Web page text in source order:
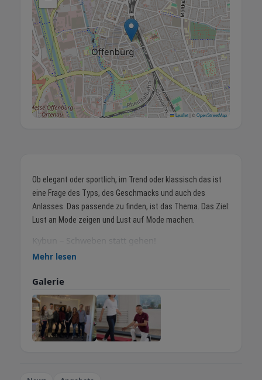
Ob elegant oder sportlich, im Trend oder klassisch das ist
eine Frage des Typs, des Geschmacks und auch des
Anlasses. Das passende zu finden, ist das Thema. Das Ziel:
Lust an Mode zeigen und Lust auf Mode machen.
Kybun – Schweben statt gehen!
Kybun ist ein Schweizer Schuhhersteller, der mit seiner
gehen. Die Schuhe nutzen die von Karl Müller III entwickelte
Schweizer Luftkissentechnologie, die ursprünglich beim
Gehen auf Reisfeldern in Korea entdeckt wurde. Diese
medizinisch getestete Lösung zur Schmerzlinderung wird
von Experten und Studien empfohlen.
Mehr lesen
Galerie
Leaflet| ©OpenStreetMap